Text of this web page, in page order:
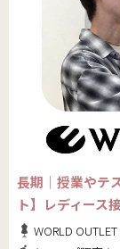
長期｜授業やテ
ト】レディース
WORLD